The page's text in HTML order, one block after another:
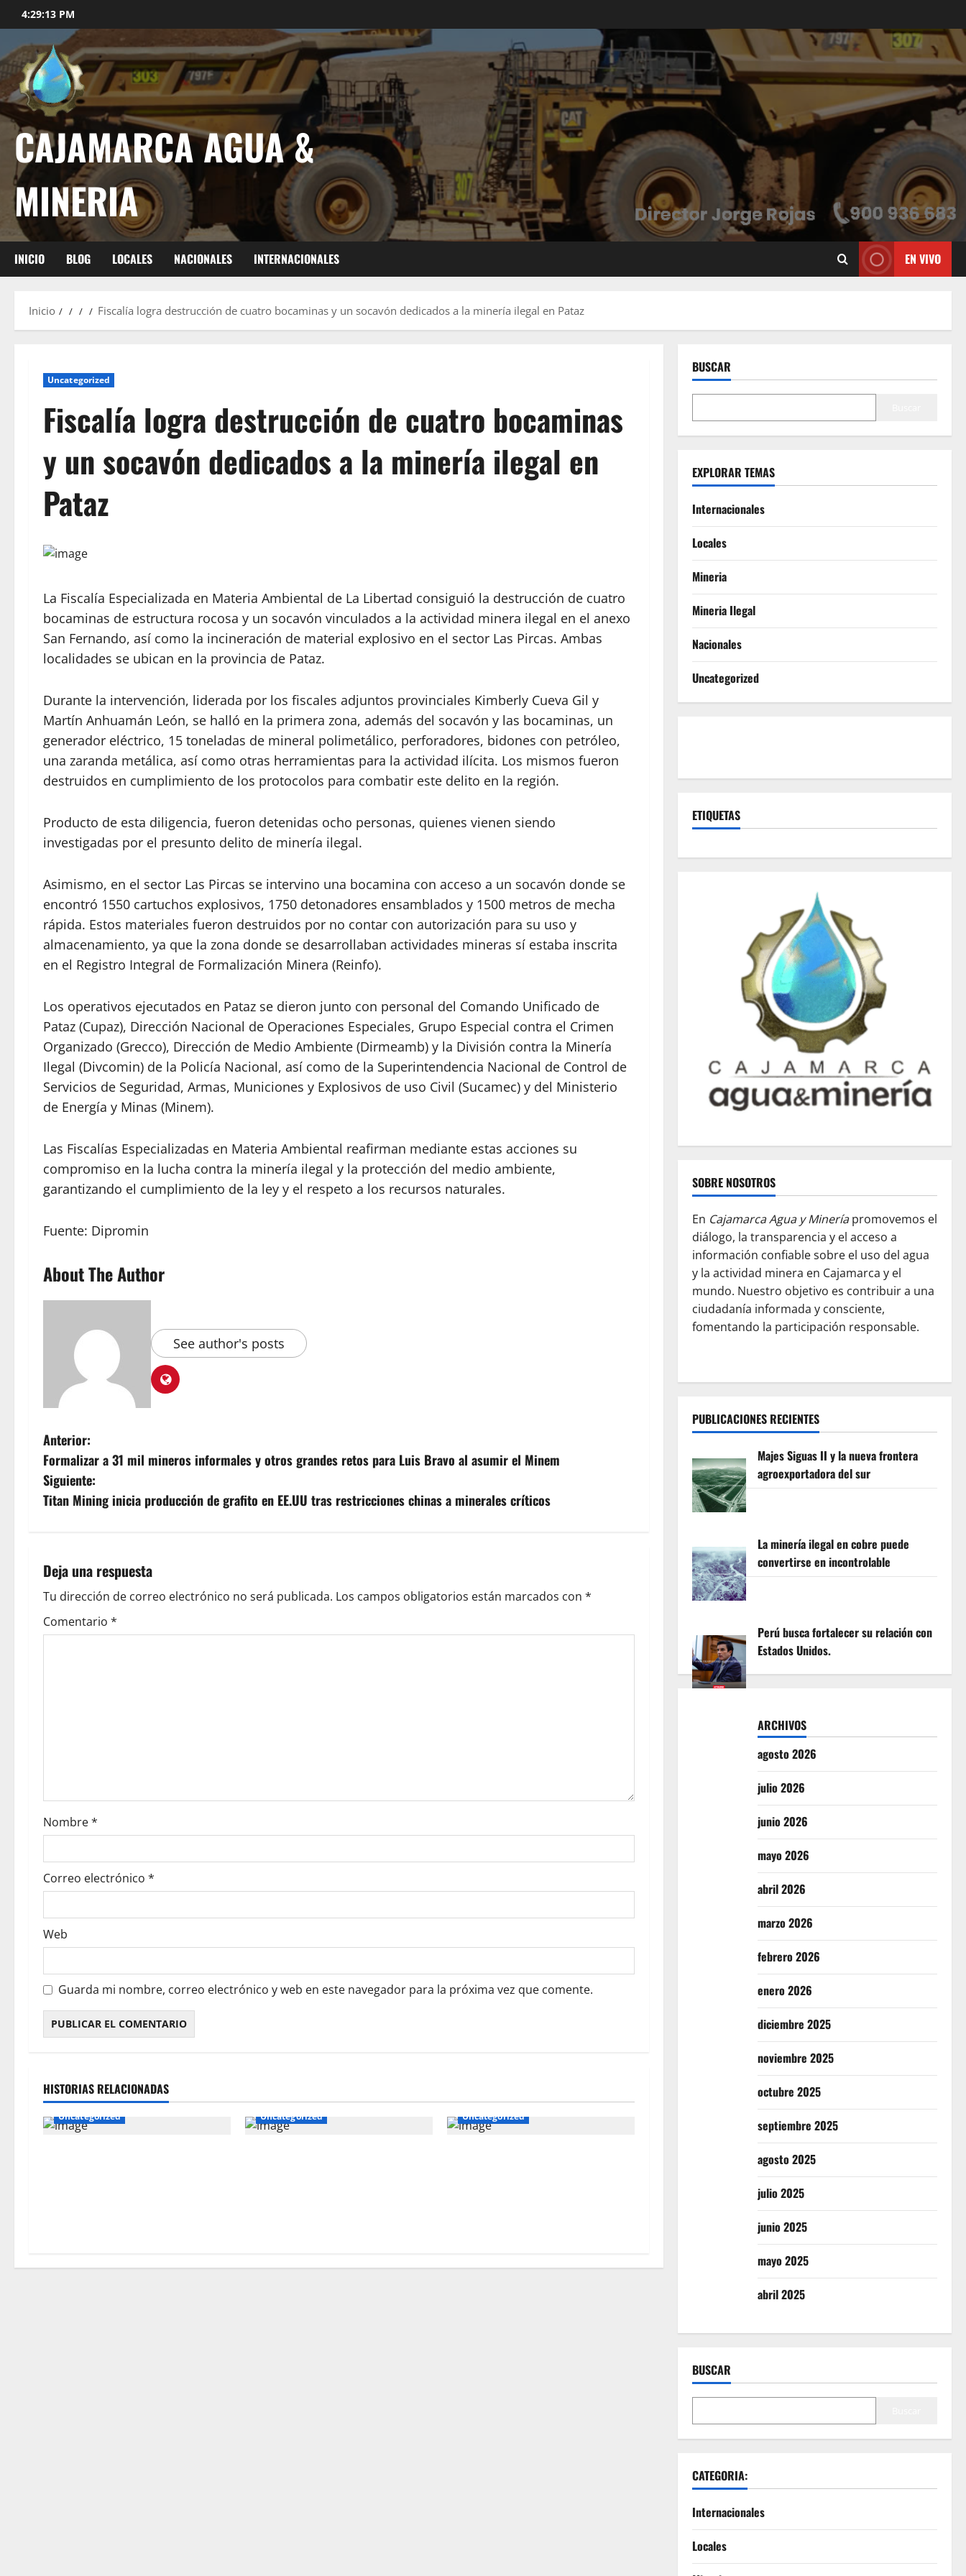
4:29:14 PM
CAJAMARCA AGUA &
MINERIA
INICIO BLOG LOCALES NACIONALES INTERNACIONALES EN VIVO
Inicio Fiscalía logra destrucción de cuatro bocaminas y un socavón dedicados a la minería ilegal en Pataz
Uncategorized
Fiscalía logra destrucción de cuatro bocaminas
y un socavón dedicados a la minería ilegal en
Pataz
La Fiscalía Especializada en Materia Ambiental de La Libertad consiguió la destrucción de cuatro
bocaminas de estructura rocosa y un socavón vinculados a la actividad minera ilegal en el anexo
San Fernando, así como la incineración de material explosivo en el sector Las Pircas. Ambas
localidades se ubican en la provincia de Pataz.
Durante la intervención, liderada por los fiscales adjuntos provinciales Kimberly Cueva Gil y
Martín Anhuamán León, se halló en la primera zona, además del socavón y las bocaminas, un
generador eléctrico, 15 toneladas de mineral polimetálico, perforadores, bidones con petróleo,
una zaranda metálica, así como otras herramientas para la actividad ilícita. Los mismos fueron
destruidos en cumplimiento de los protocolos para combatir este delito en la región.
Producto de esta diligencia, fueron detenidas ocho personas, quienes vienen siendo
investigadas por el presunto delito de minería ilegal.
Asimismo, en el sector Las Pircas se intervino una bocamina con acceso a un socavón donde se
encontró 1550 cartuchos explosivos, 1750 detonadores ensamblados y 1500 metros de mecha
rápida. Estos materiales fueron destruidos por no contar con autorización para su uso y
almacenamiento, ya que la zona donde se desarrollaban actividades mineras sí estaba inscrita
en el Registro Integral de Formalización Minera (Reinfo).
Los operativos ejecutados en Pataz se dieron junto con personal del Comando Unificado de
Pataz (Cupaz), Dirección Nacional de Operaciones Especiales, Grupo Especial contra el Crimen
Organizado (Grecco), Dirección de Medio Ambiente (Dirmeamb) y la División contra la Minería
Ilegal (Divcomin) de la Policía Nacional, así como de la Superintendencia Nacional de Control de
Servicios de Seguridad, Armas, Municiones y Explosivos de uso Civil (Sucamec) y del Ministerio
de Energía y Minas (Minem).
Las Fiscalías Especializadas en Materia Ambiental reafirman mediante estas acciones su
compromiso en la lucha contra la minería ilegal y la protección del medio ambiente,
garantizando el cumplimiento de la ley y el respeto a los recursos naturales.
Fuente: Dipromin
About The Author
See author's posts
Anterior:
Formalizar a 31 mil mineros informales y otros grandes retos para Luis Bravo al asumir el Minem
Siguiente:
Titan Mining inicia producción de grafito en EE.UU tras restricciones chinas a minerales críticos
Deja una respuesta
Tu dirección de correo electrónico no será publicada. Los campos obligatorios están marcados con *
Comentario *
Nombre*
Correo electrónico *
Web
Guarda mi nombre, correo electrónico y web en este navegador para la próxima vez que comente.
HISTORIAS RELACIONADAS
Uncategorized Uncategorized Uncategorized
BUSCAR
EXPLORAR TEMAS
Internacionales
Locales
Mineria
Mineria Ilegal
Nacionales
Uncategorized
ETIQUETAS
SOBRE NOSOTROS
En Cajamarca Agua y Mineríapromovemos el
diálogo, la transparencia y el acceso a
información confiable sobre el uso del agua
y la actividad minera en Cajamarca y el
mundo. Nuestro objetivo es contribuir a una
ciudadanía informada y consciente,
fomentando la participación responsable.
PUBLICACIONES RECIENTES
Majes Siguas II y la nueva frontera
agroexportadora del sur
La minería ilegal en cobre puede
convertirse en incontrolable
Perú busca fortalecer su relación con
Estados Unidos.
ARCHIVOS
agosto 2026
julio 2026
junio 2026
mayo 2026
abril 2026
marzo 2026
febrero 2026
enero 2026
diciembre 2025
noviembre 2025
octubre 2025
septiembre 2025
agosto 2025
julio 2025
junio 2025
mayo 2025
abril 2025
BUSCAR
CATEGORIA:
Internacionales
Locales